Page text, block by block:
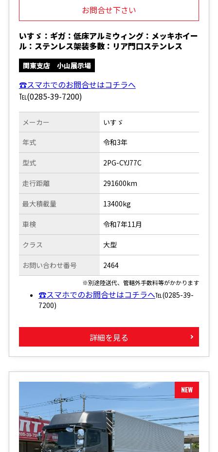
お問合せ下さい
いすゞ：ギガ：低床アルミウィング：メッキホイー
ル：ステンレス架装多数：リア門口ステンレス
関東支店 小山展示場
☎スマホでのお問合せはコチラへ
℡(0285-39-7200)
メーカー
年式
型式
走行距離
いすゞ
令和3年
2PG-CYJ77C
291600km
最大積載量
車検
クラス
お問い合わせ番号
13400kg
令和7年11月
大型
2464
※別途陸送代、管轄外手数料等がかかります
☎スマホでのお問合せはコチラへ℡(0285-39-
7200)
詳細を見る